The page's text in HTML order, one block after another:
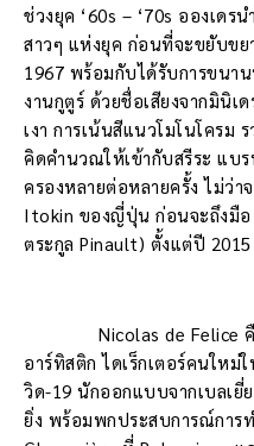
ช่วงยุค ‘60s – ‘70s อองเดร
สาวๆ แห่งยุค ก่อนที่จะขยับขย
1967 พร้อมกับได้รับการขนา
งานกูตูร์ ด้วยชื่อเสียงจากมินิเ
เงา การเน้นสีแนวโมโนโครม
คิดคำนวณให้เข้ากับสรีระ แบ
ครองหลายต่อหลายครั้ง ไม่ว่า
Itokin ของญี่ปุ่น ก่อนจะถึงมือ
ตระกูล Pinault) ตั้งแต่ปี
Nicolas de Felice คือ
อาร์ทิสติก ไดเร็กเตอร์คนใหม่
วิด-19 นักออกแบบจากเบลเยี่
ยิ่ง พร้อมพกประสบการณ์การท